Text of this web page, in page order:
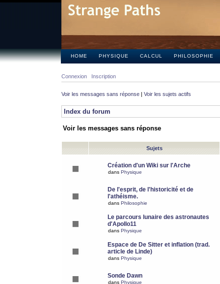
HOME PHYSIQUE CALCUL PHILOSOPHIE
Connexion Inscription
Voir les messages sans réponse | Voir les sujets actifs
Index du forum
Voir les messages sans réponse
Sujets
Création d'un Wiki sur l'Arche
dans Physique
De l'esprit, de l'historicité et de
l'athéisme.
dans Philosophie
Le parcours lunaire des astronautes
d'Apollo11
dans Physique
Espace de De Sitter et inflation (trad.
article de Linde)
dans Physique
Sonde Dawn
dans Physique